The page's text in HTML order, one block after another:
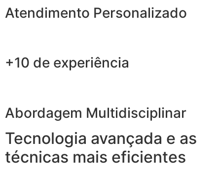
Atendimento Personalizado
+10 de experiência
Abordagem Multidisciplinar
Tecnologia avançada e as
técnicas mais eficientes